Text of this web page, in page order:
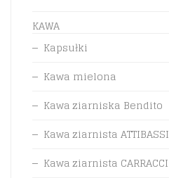
KAWA
Kapsułki
Kawa mielona
Kawa ziarniska Bendito
Kawa ziarnista ATTIBASSI
Kawa ziarnista CARRACCI